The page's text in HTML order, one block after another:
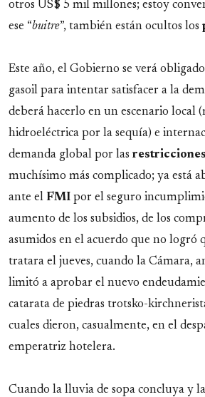
otros US$ 5 mil millones; estoy
ese “buitre”, también están ocultos los
Este año, el Gobierno se verá
gasoil para intentar satisfacer a la
deberá hacerlo en un escenario local
hidroeléctrica por la sequía) e
demanda global por las restricciones
muchísimo más complicado; ya está
ante el FMI por el seguro
aumento de los subsidios, de los
asumidos en el acuerdo que no logró
tratara el jueves, cuando la Cámara,
limitó a aprobar el nuevo
catarata de piedras trotsko-
cuales dieron, casualmente, en el
emperatriz hotelera.
Cuando la lluvia de sopa concluya y